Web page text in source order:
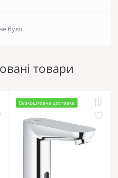
було.
товари
Безкоштовна доставка